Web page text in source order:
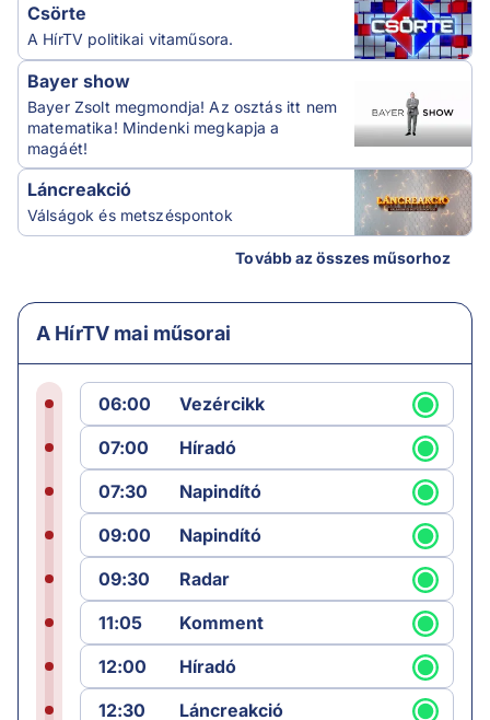
Csörte
A HírTV politikai vitaműsora.
Bayer show
Bayer Zsolt megmondja! Az osztás itt nem
matematika! Mindenki megkapja a
magáét!
Láncreakció
Válságok és metszéspontok
Tovább az összes műsorhoz
A HírTV mai műsorai
06:00
Vezércikk
07:00
Híradó
07:30
Napindító
09:00
Napindító
09:30
Radar
11:05
Komment
12:00
Híradó
12:30
Láncreakció